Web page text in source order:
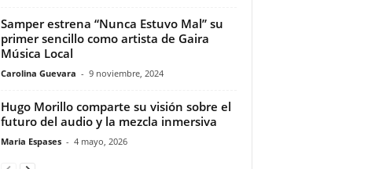
Samper estrena “Nunca Estuvo Mal” su
primer sencillo como artista de Gaira
Música Local
Carolina Guevara - 9 noviembre, 2024
Hugo Morillo comparte su visión sobre el
futuro del audio y la mezcla inmersiva
Maria Espases - 4 mayo, 2026